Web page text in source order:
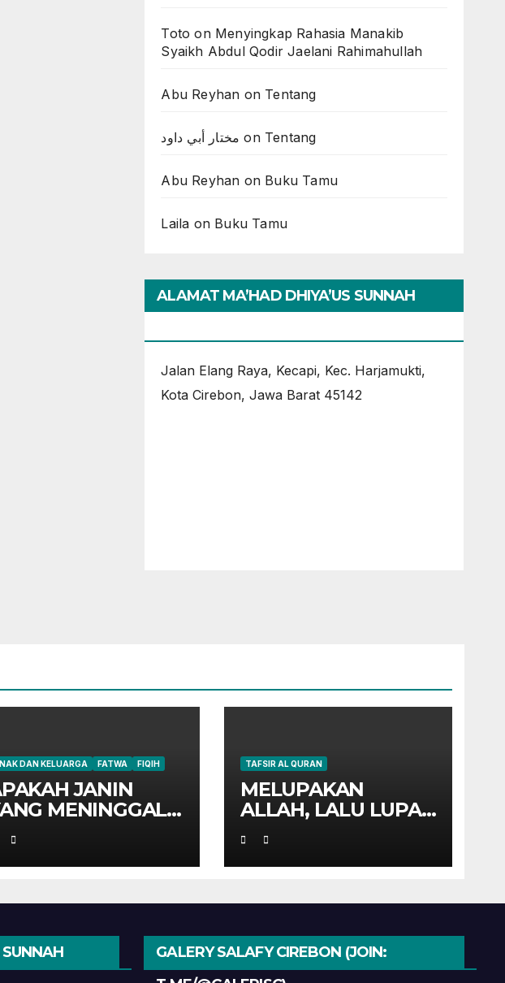
Toto on Menyingkap Rahasia Manakib
Syaikh Abdul Qodir Jaelani Rahimahullah
Abu Reyhan on Tentang
مختار أبي داود on Tentang
Abu Reyhan on Buku Tamu
Laila on Buku Tamu
ALAMAT MA’HAD DHIYA’US SUNNAH
Jalan Elang Raya, Kecapi, Kec. Harjamukti,
Kota Cirebon, Jawa Barat 45142
DAN KELUARGA FATWA FIQIH
JANIN
MENINGGAL
PERUT IBUNYA
AQIQAH?
TAFSIR AL QURAN
MELUPAKAN
ALLAH, LALU LUPA
DIRI SENDIRI
GALERY SALAFY CIREBON (JOIN: